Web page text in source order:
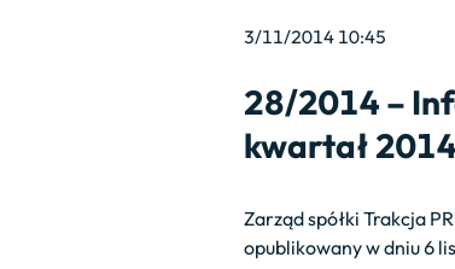
3/11/2014 10:45
28/2014 –
kwartał
Zarząd spółki Trakcja
opublikowany w dniu 6